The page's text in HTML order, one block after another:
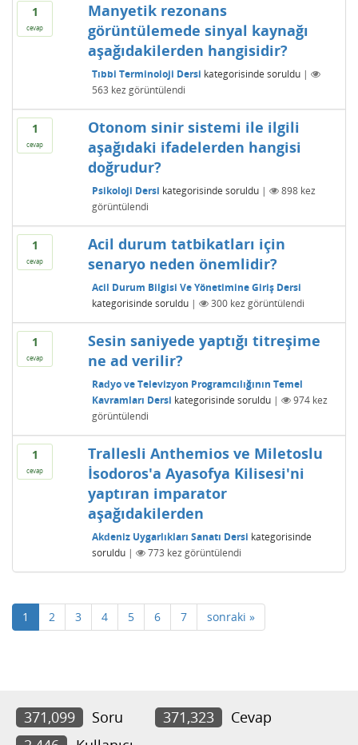
1
cevap
Manyetik rezonans
görüntülemede sinyal kaynağı
aşağıdakilerden hangisidir?
Tıbbi Terminoloji Dersi kategorisinde soruldu |
563 kez görüntülendi
1
cevap
Otonom sinir sistemi ile ilgili
aşağıdaki ifadelerden hangisi
doğrudur?
Psikoloji Dersi kategorisinde soruldu | 898kez
görüntülendi
1
cevap
Acil durum tatbikatları için
senaryo neden önemlidir?
Acil Durum Bilgisi Ve Yönetimine Giriş Dersi
kategorisinde soruldu | 300kez görüntülendi
1
cevap
Sesin saniyede yaptığı titreşime
ne ad verilir?
Radyo ve Televizyon Programcılığının Temel
Kavramları Dersi kategorisinde soruldu | 974kez
görüntülendi
1
cevap
Trallesli Anthemios ve Miletoslu
İsodoros'a Ayasofya Kilisesi'ni
yaptıran imparator
aşağıdakilerden
Akdeniz Uygarlıkları Sanatı Dersi kategorisinde
soruldu | 773 kez görüntülendi
1 2 3 4 5 6 7 sonraki »
371,099 Soru 371,323
Cevap